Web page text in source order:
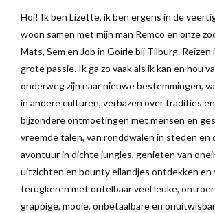
Hoi! Ik ben Lizette, ik ben ergens in de
woon samen met mijn man Remco en onze
Mats, Sem en Job in Goirle bij Tilburg. Reizen
grote passie. Ik ga zo vaak als ik kan en hou
onderweg zijn naar nieuwe bestemmingen,
in andere culturen, verbazen over tradities
bijzondere ontmoetingen met mensen en
vreemde talen, van ronddwalen in steden en
avontuur in dichte jungles, genieten van
uitzichten en bounty eilandjes ontdekken en
terugkeren met ontelbaar veel leuke,
grappige, mooie, onbetaalbare en